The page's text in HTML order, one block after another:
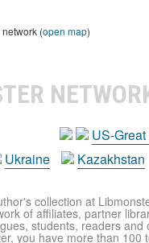
(open map)
US-
Ukraine Kazakhstan
collection at
of affiliates, partner
students, readers
you have more than